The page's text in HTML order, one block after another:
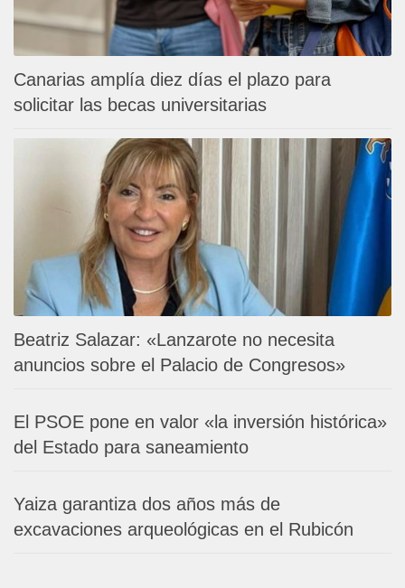
Canarias amplía diez días el plazo para
solicitar las becas universitarias
Beatriz Salazar: «Lanzarote no necesita
anuncios sobre el Palacio de Congresos»
El PSOE pone en valor «la inversión histórica»
del Estado para saneamiento
Yaiza garantiza dos años más de
excavaciones arqueológicas en el Rubicón